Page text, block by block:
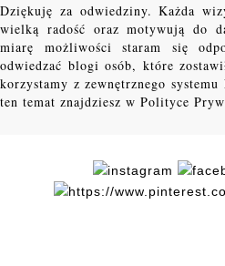
Dziękuję za odwiedziny. Każda
wielką radość oraz motywują do
miarę możliwości staram się
odwiedzać blogi osób, które
korzystamy z zewnętrznego
ten temat znajdziesz w Polityce